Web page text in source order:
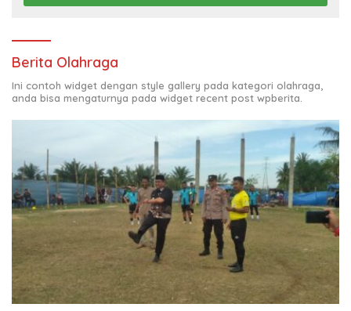
Berita Olahraga
Ini contoh widget dengan style gallery pada kategori olahraga,
anda bisa mengaturnya pada widget recent post wpberita.